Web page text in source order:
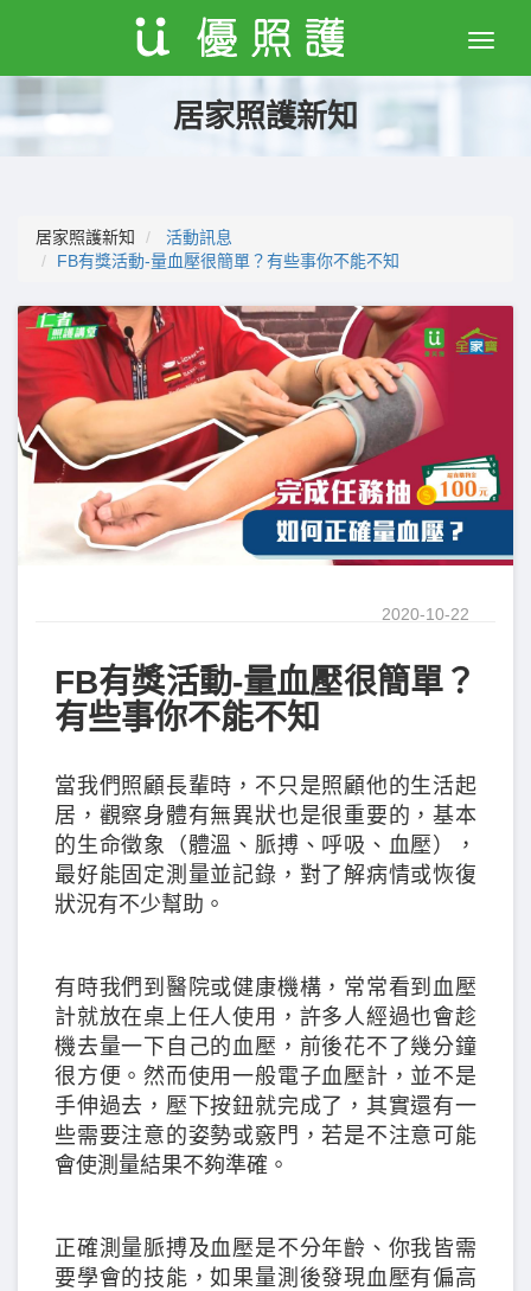
Toggle
居家照護新知
居家照護新知
活動訊息
FB有獎活動-量血壓很簡單？有些事你不能不知
2020-10-22
FB有獎活動-量血壓很簡單？
有些事你不能不知
當我們照顧長輩時，不只是照顧他的生活起
居，觀察身體有無異狀也是很重要的，基本
的生命徵象（體溫、脈搏、呼吸、血壓），
最好能固定測量並記錄，對了解病情或恢復
狀況有不少幫助。
有時我們到醫院或健康機構，常常看到血壓
計就放在桌上任人使用，許多人經過也會趁
機去量一下自己的血壓，前後花不了幾分鐘
很方便。然而使用一般電子血壓計，並不是
手伸過去，壓下按鈕就完成了，其實還有一
些需要注意的姿勢或竅門，若是不注意可能
會使測量結果不夠準確。
正確測量脈搏及血壓是不分年齡、你我皆需
要學會的技能，如果量測後發現血壓有偏高